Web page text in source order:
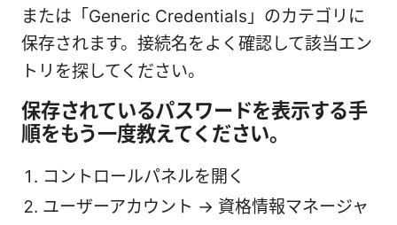
または「Generic Credentials」のカテゴリに
保存されます。接続名をよく確認して該当エン
トリを探してください。
保存されているパスワードを表示する手
順をもう一度教えてください。
コントロールパネルを開く
ユーザーアカウント → 資格情報マネージャ